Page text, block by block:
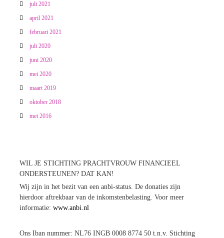
juli 2021
april 2021
februari 2021
juli 2020
juni 2020
mei 2020
maart 2019
oktober 2018
mei 2016
WIL JE STICHTING PRACHTVROUW FINANCIEEL
ONDERSTEUNEN? DAT KAN!
Wij zijn in het bezit van een anbi-status. De donaties zijn
hierdoor aftrekbaar van de inkomstenbelasting. Voor meer
informatie: www.anbi.nl
Ons Iban nummer: NL76 INGB 0008 8774 50 t.n.v. Stichting